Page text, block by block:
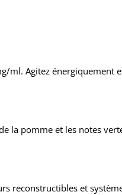
Agitez énergiquement
la pomme et les notes
reconstructibles et